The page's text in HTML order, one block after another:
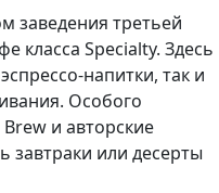
заведения третьей
класса Specialty. Здесь
напитки, так и
Особого
и авторские
завтраки или десерты